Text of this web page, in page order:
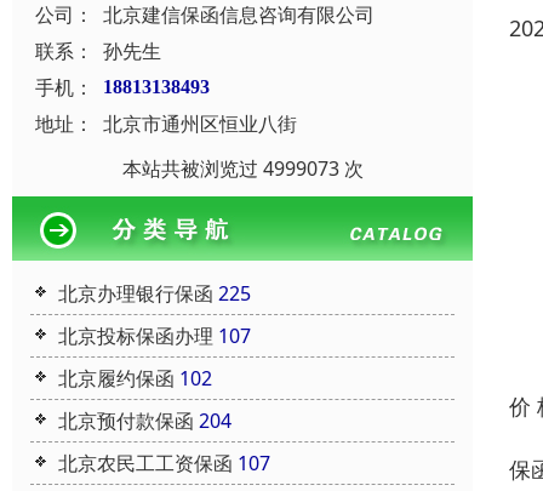
公司：
北京建信保函信息咨询有限公司
联系：
孙先生
手机：
18813138493
地址：
北京市通州区恒业八街
本站共被浏览过 4999073 次
北京办理银行保函 225
北京投标保函办理 107
北京履约保函 102
北京预付款保函 204
北京农民工工资保函 107
价
保